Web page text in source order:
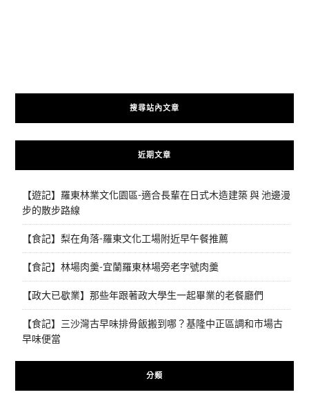
搜尋站內文章
近期文章
【遊記】羅東林業文化園區-適合長輩在日式木造建築 與 池邊漫
步的散步路線
【食記】梨在角落-羅東文化工場附近早午餐推薦
【食記】林場肉羹-宜蘭羅東林場旁老字號肉羹
【政大已歇業】那些年跟著政大學生一起畢業的老餐廳們
【食記】三沙灣古早味排骨飯搬到哪？基隆中正區調和市場古
早味便當
分類